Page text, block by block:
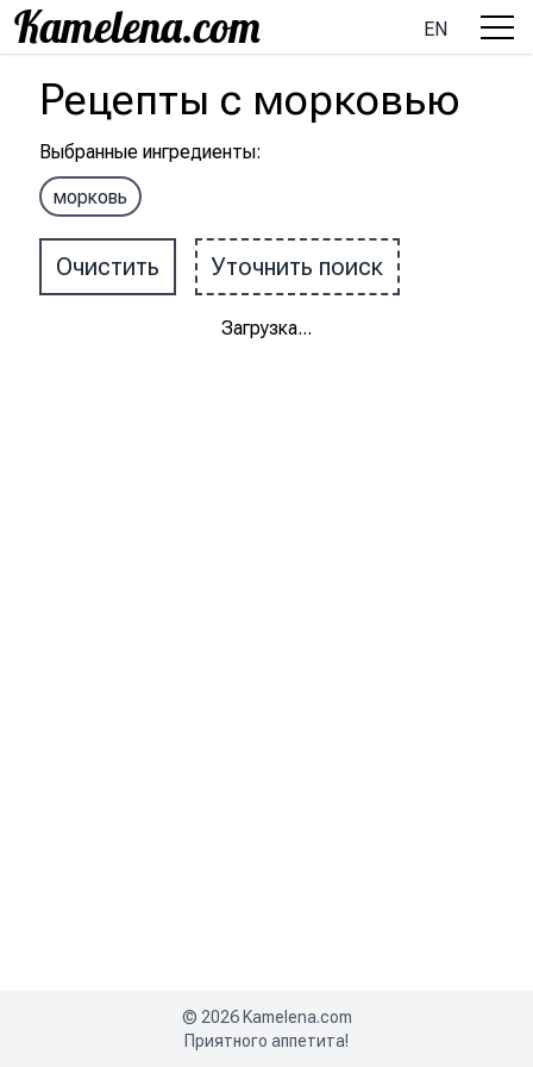
EN
Рецепты с морковью
Выбранные ингредиенты:
морковь
Очистить Уточнить поиск
Загрузка...
© 2026 Kamelena.com
Приятного аппетита!